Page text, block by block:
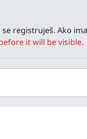
registruješ. Ako
it will be visible.